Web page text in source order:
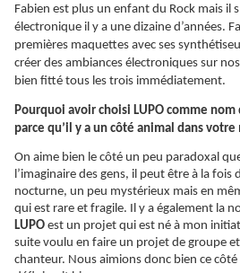
Fabien est plus un enfant du Rock mais il
électronique il y a une dizaine d’années.
premières maquettes avec ses
créer des ambiances électroniques sur
bien fitté tous les trois immédiatement.
Pourquoi avoir choisi LUPO comme nom
parce qu’il y a un côté animal dans votre
On aime bien le côté un peu paradoxal
l’imaginaire des gens, il peut être à la fois
nocturne, un peu mystérieux mais en
qui est rare et fragile. Il y a également la
LUPO est un projet qui est né à mon
suite voulu en faire un projet de groupe
chanteur. Nous aimions donc bien ce